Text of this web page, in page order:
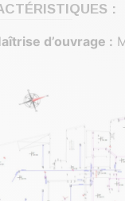
:
d’ouvrage :